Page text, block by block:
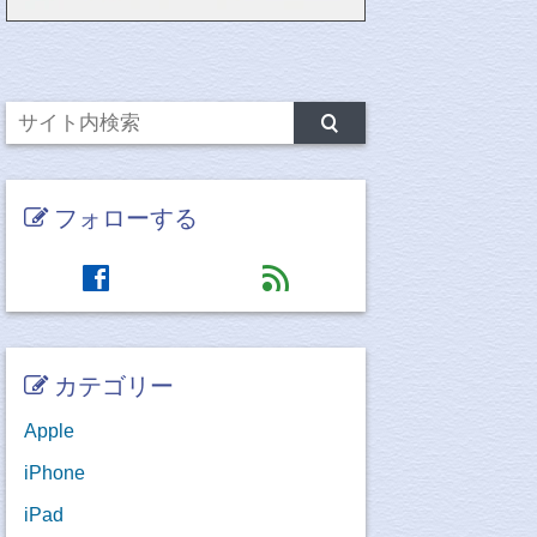
フォローする
facebook feed
カテゴリー
Apple
iPhone
iPad